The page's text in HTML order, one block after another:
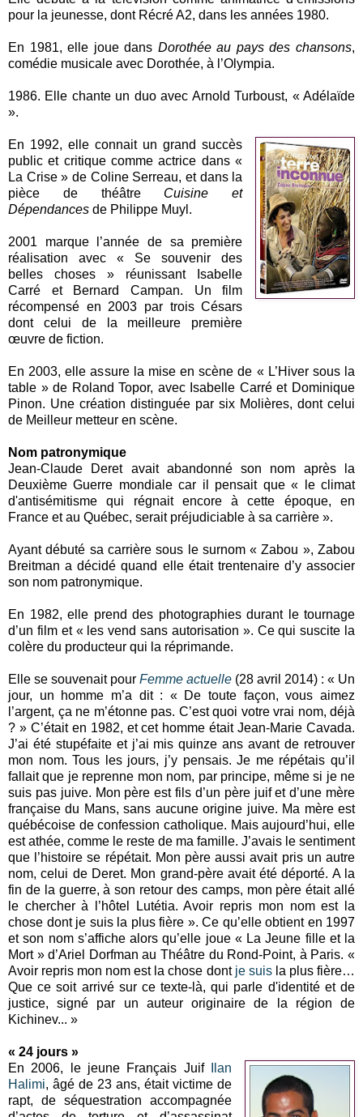
pour la jeunesse, dont Récré A2, dans les années 1980.
En 1981, elle joue dans Dorothée au pays des chansons,
comédie musicale avec Dorothée, à l’Olympia.
1986. Elle chante un duo avec Arnold Turboust, « Adélaïde
».
En 1992, elle connait un grand succès
public et critique comme actrice dans «
La Crise » de Coline Serreau, et dans la
pièce de théâtre Cuisine et
Dépendances de Philippe Muyl.
2001 marque l’année de sa première
réalisation avec « Se souvenir des
belles choses » réunissant Isabelle
Carré et Bernard Campan. Un film
récompensé en 2003 par trois Césars
dont celui de la meilleure première
œuvre de fiction.
En 2003, elle assure la mise en scène de « L’Hiver sous la
table » de Roland Topor, avec Isabelle Carré et Dominique
Pinon. Une création distinguée par six Molières, dont celui
de Meilleur metteur en scène.
Nom patronymique
Jean-Claude Deret avait abandonné son nom après la
Deuxième Guerre mondiale car il pensait que « le climat
d'antisémitisme qui régnait encore à cette époque, en
France et au Québec, serait préjudiciable à sa carrière ».
Ayant débuté sa carrière sous le surnom « Zabou », Zabou
Breitman a décidé quand elle était trentenaire d’y associer
son nom patronymique.
En 1982, elle prend des photographies durant le tournage
d’un film et « les vend sans autorisation ». Ce qui suscite la
colère du producteur qui la réprimande.
Elle se souvenait pour Femme actuelle (28 avril 2014) : « Un
jour, un homme m’a dit : « De toute façon, vous aimez
l’argent, ça ne m’étonne pas. C’est quoi votre vrai nom, déjà
? » C’était en 1982, et cet homme était Jean-Marie Cavada.
J’ai été stupéfaite et j’ai mis quinze ans avant de retrouver
mon nom. Tous les jours, j’y pensais. Je me répétais qu’il
fallait que je reprenne mon nom, par principe, même si je ne
suis pas juive. Mon père est fils d’un père juif et d’une mère
française du Mans, sans aucune origine juive. Ma mère est
québécoise de confession catholique. Mais aujourd’hui, elle
est athée, comme le reste de ma famille. J’avais le sentiment
que l’histoire se répétait. Mon père aussi avait pris un autre
nom, celui de Deret. Mon grand-père avait été déporté. A la
fin de la guerre, à son retour des camps, mon père était allé
le chercher à l’hôtel Lutétia. Avoir repris mon nom est la
chose dont je suis la plus fière ». Ce qu’elle obtient en 1997
et son nom s’affiche alors qu’elle joue « La Jeune fille et la
Mort » d’Ariel Dorfman au Théâtre du Rond-Point, à Paris. «
Avoir repris mon nom est la chose dont je suisla plus fière…
Que ce soit arrivé sur ce texte-là, qui parle d'identité et de
justice, signé par un auteur originaire de la région de
Kichinev... »
« 24 jours »
En 2006, le jeune Français Juif
Ilan
Halimi, âgé de 23 ans, était victime de
rapt, de séquestration accompagnée